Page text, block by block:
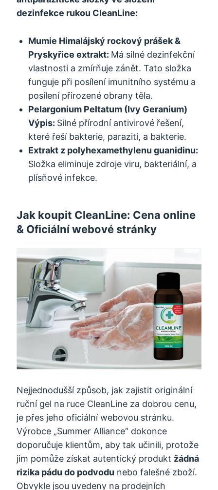
dezinfekce rukou CleanLine:
Mumie Himalájský rockový prášek &
Pryskyřice extrakt: Má silné dezinfekční
vlastnosti a zmírňuje zánět. Tato složka
funguje při posílení imunitního systému a
posílení přirozené obrany těla.
Pelargonium Peltatum (Ivy Geranium)
Výpis: Silné přírodní antivirové řešení,
které řeší bakterie, paraziti, a bakterie.
Extrakt z polyhexamethylenu guanidinu:
Složka eliminuje zdroje viru, bakteriální, a
plísňové infekce.
Jak koupit CleanLine: Cena online
& Oficiální webové stránky
Nejjednodušší způsob, jak zajistit originální
ruční gel na ruce CleanLine za dobrou cenu,
je přes jeho oficiální webovou stránku.
Výrobce „Summer Alliance“ dokonce
doporučuje klientům, aby tak učinili, protože
jim pomůže získat autentický produkt žádná
rizika pádu do podvodu nebo falešné zboží.
Obvykle jsou uvedeny na prodejních